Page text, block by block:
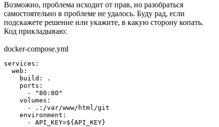
Возможно, проблема исходит от прав, но разобраться
самостоятельно в проблеме не удалось. Буду рад, если
подскажете решение или укажите, в какую сторону копать.
Код прикладываю:
docker-compose.yml
services:
  web:
    build: .
    ports:
      - "80:80"
    volumes:
      - .:/var/www/html/git
    environment:
      - API_KEY=${API_KEY}